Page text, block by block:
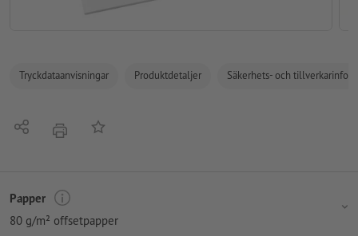
Tryckdataanvisningar Produktdetaljer Säkerhets- och
Dela erbjudandePå anteckningslistan
Papper
80 g/m² offsetpapper